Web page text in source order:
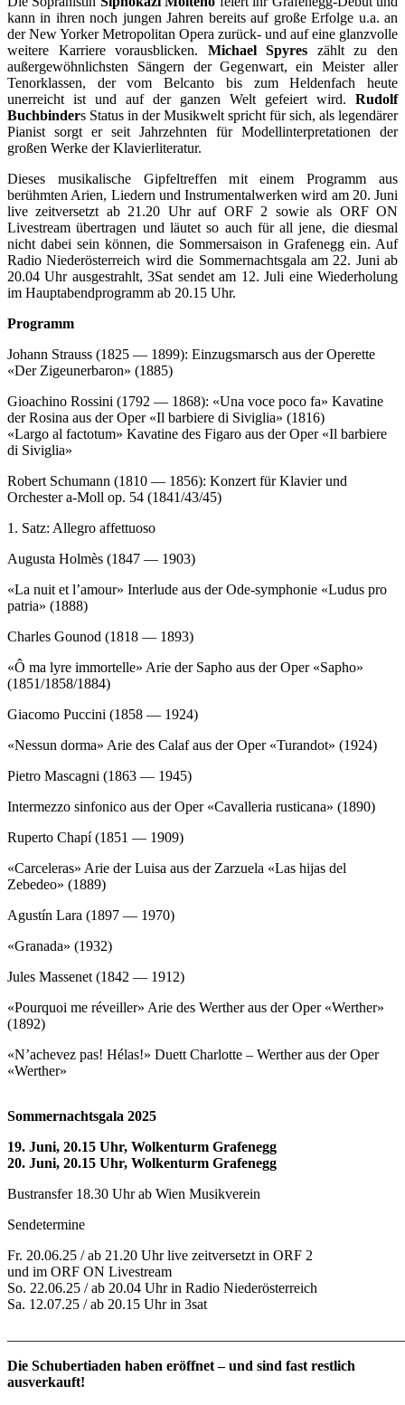
kann in ihren noch jungen Jahren bereits auf große Erfolge u.a. an
der New Yorker Metropolitan Opera zurück- und auf eine glanzvolle
weitere Karriere vorausblicken. Michael Spyres zählt zu den
außergewöhnlichsten Sängern der Gegenwart, ein Meister aller
Tenorklassen, der vom Belcanto bis zum Heldenfach heute
unerreicht ist und auf der ganzen Welt gefeiert wird. Rudolf
Buchbinders Status in der Musikwelt spricht für sich, als legendärer
Pianist sorgt er seit Jahrzehnten für Modellinterpretationen der
großen Werke der Klavierliteratur.
Dieses musikalische Gipfeltreffen mit einem Programm aus
berühmten Arien, Liedern und Instrumentalwerken wird am 20. Juni
live zeitversetzt ab 21.20 Uhr auf ORF 2 sowie als ORF ON
Livestream übertragen und läutet so auch für all jene, die diesmal
nicht dabei sein können, die Sommersaison in Grafenegg ein. Auf
Radio Niederösterreich wird die Sommernachtsgala am 22. Juni ab
20.04 Uhr ausgestrahlt, 3Sat sendet am 12. Juli eine Wiederholung
im Hauptabendprogramm ab 20.15 Uhr.
Programm
Johann Strauss (1825 — 1899): Einzugsmarsch aus der Operette
«Der Zigeunerbaron» (1885)
Gioachino Rossini (1792 — 1868): «Una voce poco fa» Kavatine
der Rosina aus der Oper «Il barbiere di Siviglia» (1816)
«Largo al factotum» Kavatine des Figaro aus der Oper «Il barbiere
di Siviglia»
Robert Schumann (1810 — 1856): Konzert für Klavier und
Orchester a-Moll op. 54 (1841/43/45)
1. Satz: Allegro affettuoso
Augusta Holmès (1847 — 1903)
«La nuit et l’amour» Interlude aus der Ode-symphonie «Ludus pro
patria» (1888)
Charles Gounod (1818 — 1893)
«Ô ma lyre immortelle» Arie der Sapho aus der Oper «Sapho»
(1851/1858/1884)
Giacomo Puccini (1858 — 1924)
«Nessun dorma» Arie des Calaf aus der Oper «Turandot» (1924)
Pietro Mascagni (1863 — 1945)
Intermezzo sinfonico aus der Oper «Cavalleria rusticana» (1890)
Ruperto Chapí (1851 — 1909)
«Carceleras» Arie der Luisa aus der Zarzuela «Las hijas del
Zebedeo» (1889)
Agustín Lara (1897 — 1970)
«Granada» (1932)
Jules Massenet (1842 — 1912)
«Pourquoi me réveiller» Arie des Werther aus der Oper «Werther»
(1892)
«N’achevez pas! Hélas!» Duett Charlotte – Werther aus der Oper
«Werther»
Sommernachtsgala 2025
19. Juni, 20.15 Uhr, Wolkenturm Grafenegg
20. Juni, 20.15 Uhr, Wolkenturm Grafenegg
Bustransfer 18.30 Uhr ab Wien Musikverein
Sendetermine
Fr. 20.06.25 / ab 21.20 Uhr live zeitversetzt in ORF 2
und im ORF ON Livestream
So. 22.06.25 / ab 20.04 Uhr in Radio Niederösterreich
Sa. 12.07.25 / ab 20.15 Uhr in 3sat
Die Schubertiaden haben eröffnet – und sind fast restlich
ausverkauft!